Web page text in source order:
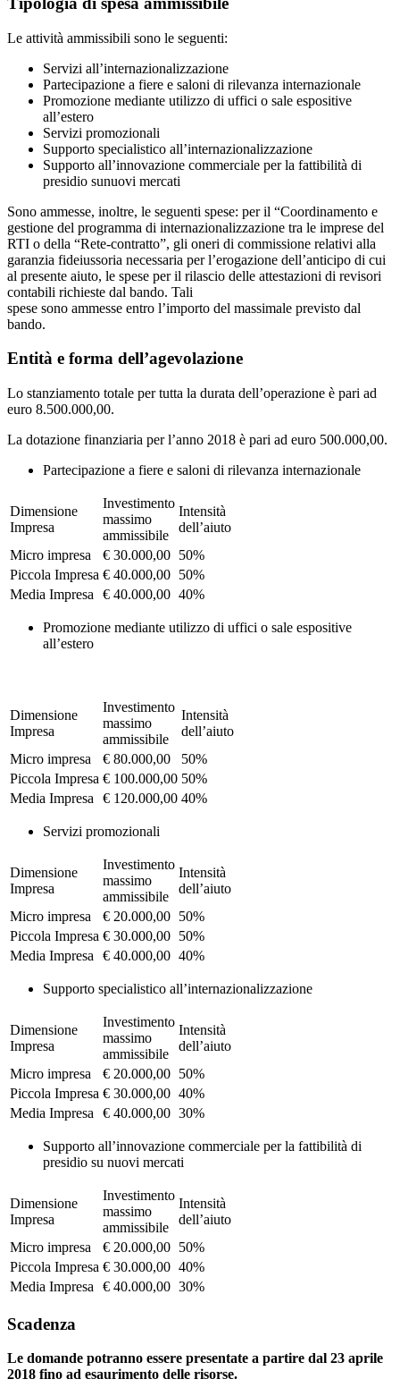
Le attività ammissibili sono le seguenti:
Servizi all’internazionalizzazione
Partecipazione a fiere e saloni di rilevanza internazionale
Promozione mediante utilizzo di uffici o sale espositive
all’estero
Servizi promozionali
Supporto specialistico all’internazionalizzazione
Supporto all’innovazione commerciale per la fattibilità di
presidio sunuovi mercati
Sono ammesse, inoltre, le seguenti spese: per il “Coordinamento e
gestione del programma di internazionalizzazione tra le imprese del
RTI o della “Rete-contratto”, gli oneri di commissione relativi alla
garanzia fideiussoria necessaria per l’erogazione dell’anticipo di cui
al presente aiuto, le spese per il rilascio delle attestazioni di revisori
contabili richieste dal bando. Tali
spese sono ammesse entro l’importo del massimale previsto dal
bando.
Entità e forma dell’agevolazione
Lo stanziamento totale per tutta la durata dell’operazione è pari ad
euro 8.500.000,00.
La dotazione finanziaria per l’anno 2018 è pari ad euro 500.000,00.
Partecipazione a fiere e saloni di rilevanza internazionale
Dimensione
Impresa
Investimento
massimo
ammissibile
Intensità
dell’aiuto
Micro impresa
€ 30.000,00 50%
Piccola Impresa € 40.000,00 50%
Media Impresa
€ 40.000,00 40%
Promozione mediante utilizzo di uffici o sale espositive
all’estero
Dimensione
Impresa
Investimento
massimo
ammissibile
Intensità
dell’aiuto
Micro impresa
€ 80.000,00
50%
Piccola Impresa € 100.000,00 50%
Media Impresa
€ 120.000,00 40%
Servizi promozionali
Dimensione
Impresa
Investimento
massimo
ammissibile
Intensità
dell’aiuto
Micro impresa
€ 20.000,00 50%
Piccola Impresa € 30.000,00 50%
Media Impresa
€ 40.000,00 40%
Supporto specialistico all’internazionalizzazione
Dimensione
Impresa
Investimento
massimo
ammissibile
Intensità
dell’aiuto
Micro impresa
€ 20.000,00 50%
Piccola Impresa € 30.000,00 40%
Media Impresa
€ 40.000,00 30%
Supporto all’innovazione commerciale per la fattibilità di
presidio su nuovi mercati
Dimensione
Impresa
Investimento
massimo
ammissibile
Intensità
dell’aiuto
Micro impresa
€ 20.000,00 50%
Piccola Impresa € 30.000,00 40%
Media Impresa
€ 40.000,00 30%
Scadenza
Le domande potranno essere presentate a partire dal 23 aprile
2018 fino ad esaurimento delle risorse.